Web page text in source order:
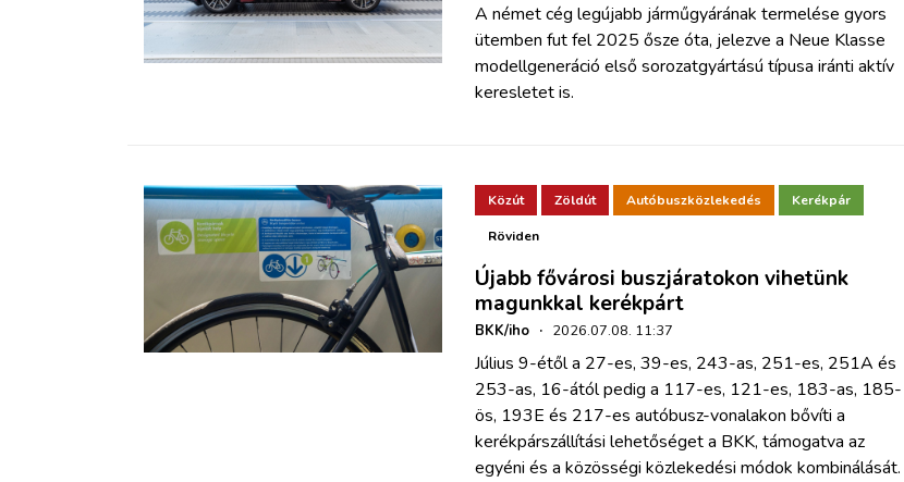
A német cég legújabb járműgyárának termelése gyors
ütemben fut fel 2025 ősze óta, jelezve a Neue Klasse
modellgeneráció első sorozatgyártású típusa iránti aktív
keresletet is.
Közút Zöldút Autóbuszközlekedés Kerékpár
Röviden
Újabb fővárosi buszjáratokon vihetünk
magunkkal kerékpárt
BKK/iho · 2026.07.08. 11:37
Július 9-étől a 27-es, 39-es, 243-as, 251-es, 251A és
253-as, 16-ától pedig a 117-es, 121-es, 183-as, 185-
ös, 193E és 217-es autóbusz-vonalakon bővíti a
kerékpárszállítási lehetőséget a BKK, támogatva az
egyéni és a közösségi közlekedési módok kombinálását.